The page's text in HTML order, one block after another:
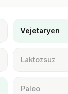
Vejetaryen
Laktozsuz
Paleo